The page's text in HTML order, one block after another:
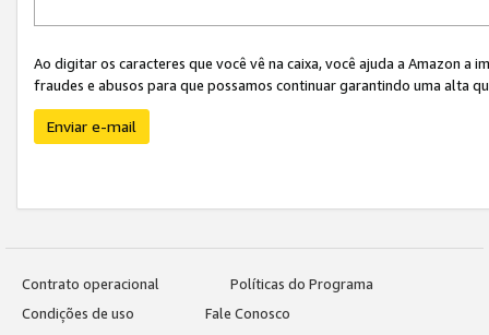
Ao digitar os caracteres que você vê na caixa, você ajuda a Amazon
fraudes e abusos para que possamos continuar garantindo uma alta
Enviar e-mail
Contrato operacional
Políticas do Programa
Condições de uso
Fale Conosco